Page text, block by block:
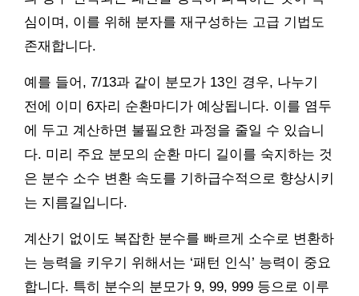
심이며, 이를 위해 분자를 재구성하는 고급 기법도
존재합니다.
예를 들어, 7/13과 같이 분모가 13인 경우, 나누기
전에 이미 6자리 순환마디가 예상됩니다. 이를 염두
에 두고 계산하면 불필요한 과정을 줄일 수 있습니
다. 미리 주요 분모의 순환 마디 길이를 숙지하는 것
은 분수 소수 변환 속도를 기하급수적으로 향상시키
는 지름길입니다.
계산기 없이도 복잡한 분수를 빠르게 소수로 변환하
는 능력을 키우기 위해서는 ‘패턴 인식’ 능력이 중요
합니다. 특히 분수의 분모가 9, 99, 999 등으로 이루